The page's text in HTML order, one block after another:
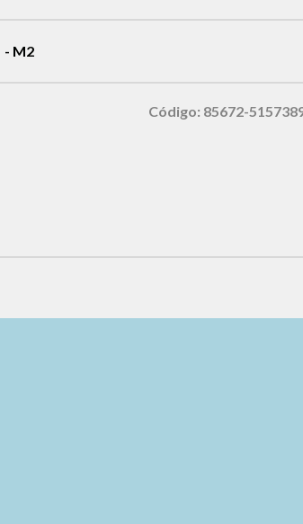
- M2
Código: 85672-